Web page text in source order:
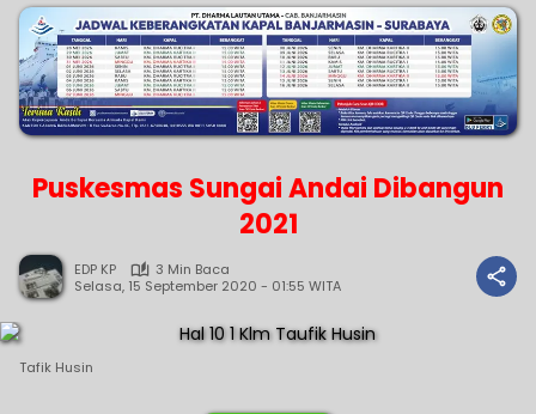
Puskesmas Sungai Andai Dibangun
2021
EDP KP
3 Min Baca
Selasa, 15 September 2020 - 01:55 WITA
Tafik Husin